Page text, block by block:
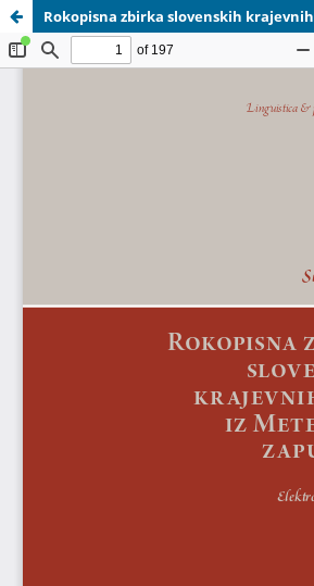
Rokopisna zbirka slovenskih